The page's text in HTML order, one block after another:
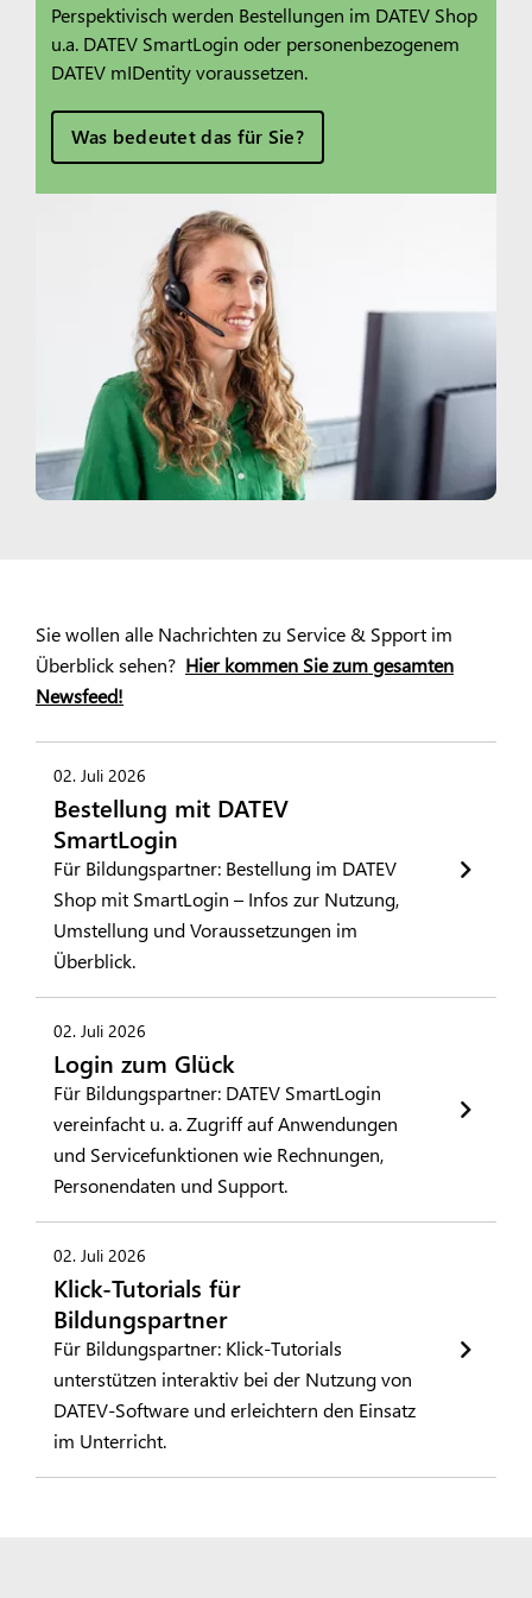
Perspektivisch werden Bestellungen im DATEV Shop
u.a. DATEV SmartLogin oder personenbezogenem
DATEV mIDentity voraussetzen.
Was bedeutet das für Sie?
Sie wollen alle Nachrichten zu Service & Spport im
Überblick sehen? Hier kommen Sie zum gesamten
Newsfeed!
02. Juli 2026
Bestellung mit DATEV
SmartLogin
Für Bildungspartner: Bestellung im DATEV
Shop mit SmartLogin – Infos zur Nutzung,
Umstellung und Voraussetzungen im
Überblick.
02. Juli 2026
Login zum Glück
Für Bildungspartner: DATEV SmartLogin
vereinfacht u. a. Zugriff auf Anwendungen
und Servicefunktionen wie Rechnungen,
Personendaten und Support.
02. Juli 2026
Klick-Tutorials für
Bildungspartner
Für Bildungspartner: Klick-Tutorials
unterstützen interaktiv bei der Nutzung von
DATEV-Software und erleichtern den Einsatz
im Unterricht.